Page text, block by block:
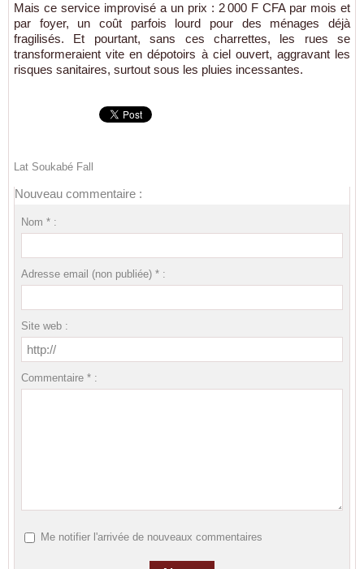
Mais ce service improvisé a un prix : 2 000 F CFA par mois et
par foyer, un coût parfois lourd pour des ménages déjà
fragilisés. Et pourtant, sans ces charrettes, les rues se
transformeraient vite en dépotoirs à ciel ouvert, aggravant les
risques sanitaires, surtout sous les pluies incessantes.
Lat Soukabé Fall
Nouveau commentaire :
Nom * :
Adresse email (non publiée) * :
Site web :
Commentaire * :
Me notifier l'arrivée de nouveaux commentaires